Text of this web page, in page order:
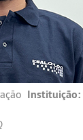
Instituição: